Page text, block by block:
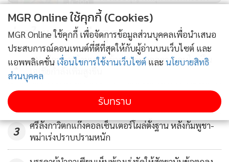
390
ฟ้อง สปน.
752
ทางการไทยย้ำหารือพม่าเป็นสิ่ง
จำเป็น แม้ชาติอาเซียนหลักเมินเข้า
ร่วม
ข่าวในหมวดล่าสุด
1
UN เตือนการค้ามนุษย์เข้าสู่ศูนย์หลอกลวงออนไลน์ใน
3
ศรีลังกาวิตกแก๊งคอลเซ็นเตอร์โผล่ตั้งฐาน หลังกัมพูชา-
พม่าเร่งปราบปรามหนัก
MGR Online ใช้คุกกี้ (Cookies)
MGR Online ใช้คุกกี้ เพื่อจัดการข้อมูลส่วนบุคคลเพื่อนำเสนอ
ประสบการณ์คอนเทนต์ที่ดีที่สุดให้กับผู้อ่านบนเว็บไซต์ และ
แอพพลิเคชั่น เงื่อนไขการใช้งานเว็บไซต์ และ นโยบายสิทธิ
ส่วนบุคคล
รับทราบ